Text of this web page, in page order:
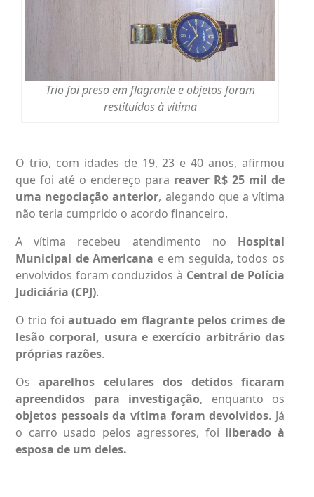
Trio foi preso em flagrante e objetos foram
restituídos à vítima
O trio, com idades de 19, 23 e 40 anos, afirmou
que foi até o endereço para reaver R$ 25 mil de
uma negociação anterior, alegando que a vítima
não teria cumprido o acordo financeiro.
A vítima recebeu atendimento no Hospital
Municipal de Americana e em seguida, todos os
envolvidos foram conduzidos à Central de Polícia
Judiciária (CPJ).
O trio foiautuado em flagrante pelos crimes de
lesão corporal, usura e exercício arbitrário das
próprias razões.
Osaparelhos celulares dos detidos ficaram
apreendidos para investigação, enquanto os
objetos pessoais da vítima foram devolvidos. Já
o carro usado pelos agressores, foi liberado à
esposa de um deles.